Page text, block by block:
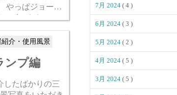
やっぱジョー
ズですよ。 シ
、ベーシック
紹介・使用風景
ンプ編
したばかりの三
7月 2024 ( 4 )
6月 2024 ( 3 )
5月 2024 ( 2 )
4月 2024 ( 5 )
3月 2024 ( 5 )